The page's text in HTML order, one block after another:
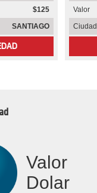
$125
SANTIAGO
Valor
Ciudad
Valor
Dolar